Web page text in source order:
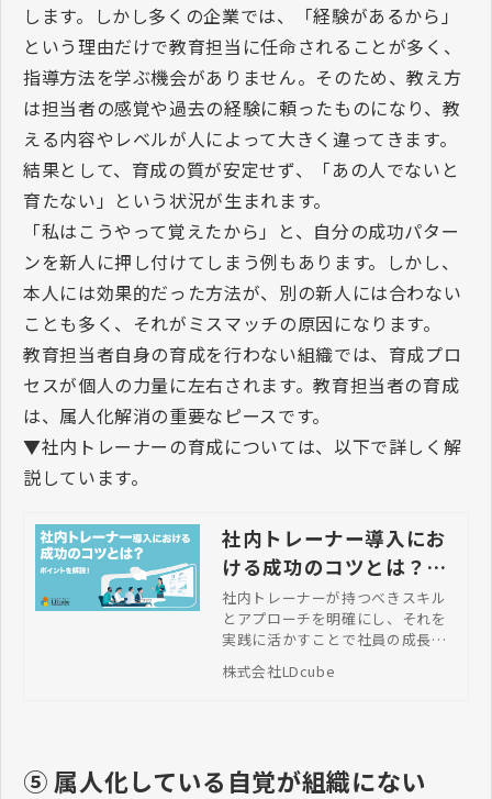
します。しかし多くの企業では、「経験があるから」
という理由だけで教育担当に任命されることが多く、
指導方法を学ぶ機会がありません。そのため、教え方
は担当者の感覚や過去の経験に頼ったものになり、教
える内容やレベルが人によって大きく違ってきます。
結果として、育成の質が安定せず、「あの人でないと
育たない」という状況が生まれます。
「私はこうやって覚えたから」と、自分の成功パター
ンを新人に押し付けてしまう例もあります。しかし、
本人には効果的だった方法が、別の新人には合わない
ことも多く、それがミスマッチの原因になります。
教育担当者自身の育成を行わない組織では、育成プロ
セスが個人の力量に左右されます。教育担当者の育成
は、属人化解消の重要なピースです。
▼社内トレーナーの育成については、以下で詳しく解
説しています。
社内トレーナー導入にお
ける成功のコツとは？ポ
イントを解説！
社内トレーナーが持つべきスキル
とアプローチを明確にし、それを
実践に活かすことで社員の成長を
スを向上させることができます。
株式会社LDcube
⑤ 属人化している自覚が組織にない